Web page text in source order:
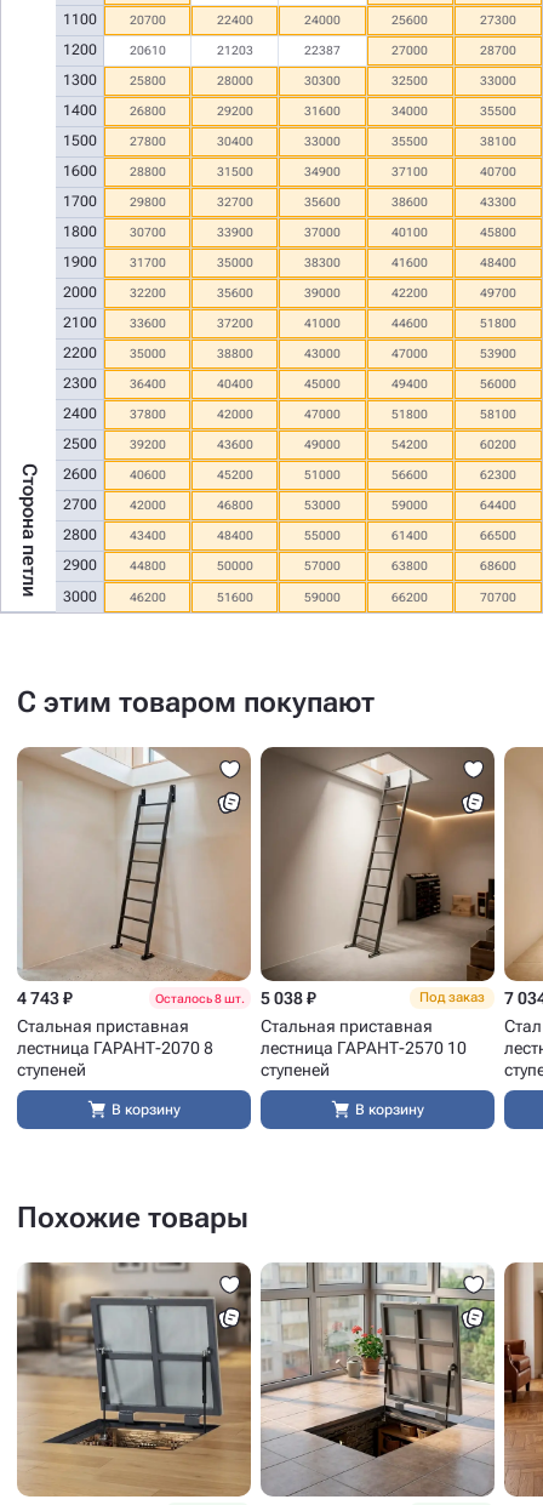
Сторона петли
1100
1200
1300
1400
1500
1600
1700
1800
1900
2000
2100
2200
2300
2400
2500
2600
2700
2800
2900
3000
20700 22400 24000 25600 27300
20610 21203 22387 27000 28700
25800 28000 30300 32500 33000
26800 29200 31600 34000 35500
27800 30400 33000 35500 38100
28800 31500 34900 37100 40700
29800 32700 35600 38600 43300
30700 33900 37000 40100 45800
31700 35000 38300 41600 48400
32200 35600 39000 42200 49700
33600 37200 41000 44600 51800
35000 38800 43000 47000 53900
36400 40400 45000 49400 56000
37800 42000 47000 51800 58100
39200 43600 49000 54200 60200
40600 45200 51000 56600 62300
42000 46800 53000 59000 64400
43400 48400 55000 61400 66500
44800 50000 57000 63800 68600
46200 51600 59000 66200 70700
С этим товаром покупают
4 743 ₽ Осталось 8 шт.
Стальная приставная
лестница ГАРАНТ-2070 8
ступеней
В корзину
5 038 ₽ Под заказ
Стальная приставная
лестница ГАРАНТ-2570 10
ступеней
В корзину
7
Похожие товары